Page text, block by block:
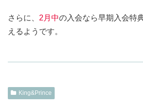
さらに、 2月中の入会なら早期入会特
えるようです。
King&Prince